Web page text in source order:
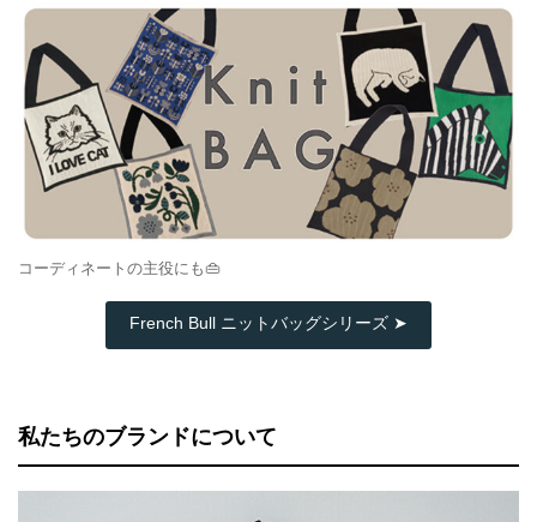
コーディネートの主役にも👜
French Bull ニットバッグシリーズ ➤
私たちのブランドについて